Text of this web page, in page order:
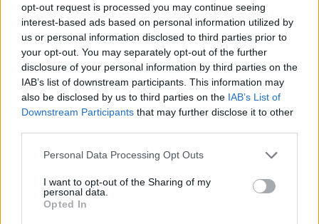
opt-out request is processed you may continue seeing
interest-based ads based on personal information utilized by
us or personal information disclosed to third parties prior to
your opt-out. You may separately opt-out of the further
disclosure of your personal information by third parties on the
IAB’s list of downstream participants. This information may
also be disclosed by us to third parties on the IAB’s List of
Downstream Participants that may further disclose it to other
Personal Data Processing Opt Outs
I want to opt-out of the Sharing of my
personal data.
Opted In
ΔΕΙΤΕ ΕΠΙΣΗΣ
ΣΤΗΝ ΙΔΙΑ ΚΑΤΗΓΟΡΙΑ